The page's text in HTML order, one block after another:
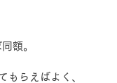
額。
もらえばよく、